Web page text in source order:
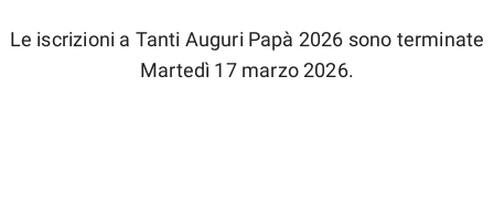
Le iscrizioni a Tanti Auguri Papà 2026 sono terminate
Martedì 17 marzo 2026.